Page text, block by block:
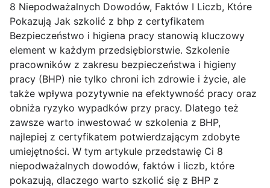
8 Niepodważalnych Dowodów, Faktów I Liczb, Które
Pokazują Jak szkolić z bhp z certyfikatem
Bezpieczeństwo i higiena pracy stanowią kluczowy
element w każdym przedsiębiorstwie. Szkolenie
pracowników z zakresu bezpieczeństwa i higieny
pracy (BHP) nie tylko chroni ich zdrowie i życie, ale
także wpływa pozytywnie na efektywność pracy oraz
obniża ryzyko wypadków przy pracy. Dlatego też
zawsze warto inwestować w szkolenia z BHP,
najlepiej z certyfikatem potwierdzającym zdobyte
umiejętności. W tym artykule przedstawię Ci 8
niepodważalnych dowodów, faktów i liczb, które
pokazują, dlaczego warto szkolić się z BHP z